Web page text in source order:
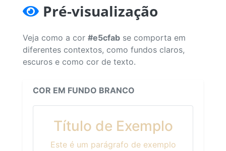
Pré-visualização
Veja como a cor #e5cfab se comporta em
diferentes contextos, como fundos claros,
escuros e como cor de texto.
COR EM FUNDO BRANCO
Título de Exemplo
Este é um parágrafo de exemplo